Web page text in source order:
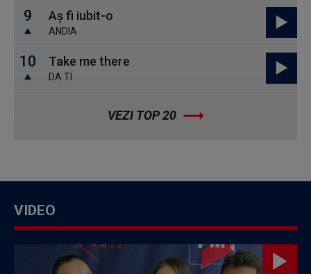
9 Aș fi iubit-o
ANDIA
10 Take me there
DA TI
VEZI TOP 20
VIDEO